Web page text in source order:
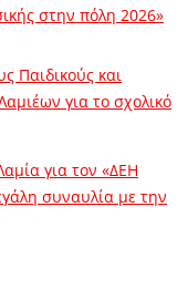
στην πόλη 2026»
Παιδικούς και
για το σχολικό
για τον «ΔΕΗ
συναυλία με την